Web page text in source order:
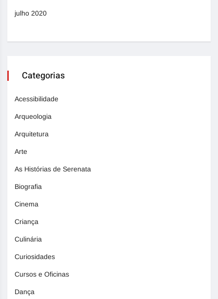
julho 2020
Categorias
Acessibilidade
Arqueologia
Arquitetura
Arte
As Histórias de Serenata
Biografia
Cinema
Criança
Culinária
Curiosidades
Cursos e Oficinas
Dança